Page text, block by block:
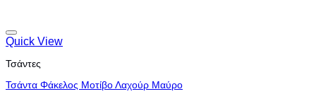
Quick View
Τσάντες
Τσάντα Φάκελος Μοτίβο Λαχούρ Μαύρο